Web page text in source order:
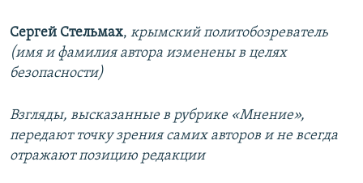
Сергей Стельмах, крымский политобозреватель
(имя и фамилия автора изменены в целях
безопасности)
Взгляды, высказанные в рубрике «Мнение»,
передают точку зрения самих авторов и не всегда
отражают позицию редакции